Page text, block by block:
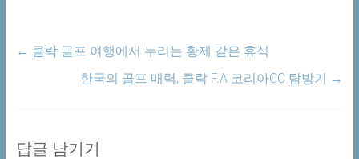
← 클락 골프 여행에서 누리는 황제 같은 휴식
한국의 골프 매력, 클락 F.A 코리아CC 탐방기 →
답글 남기기